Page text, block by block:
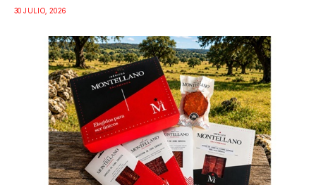
30 JULIO, 2026